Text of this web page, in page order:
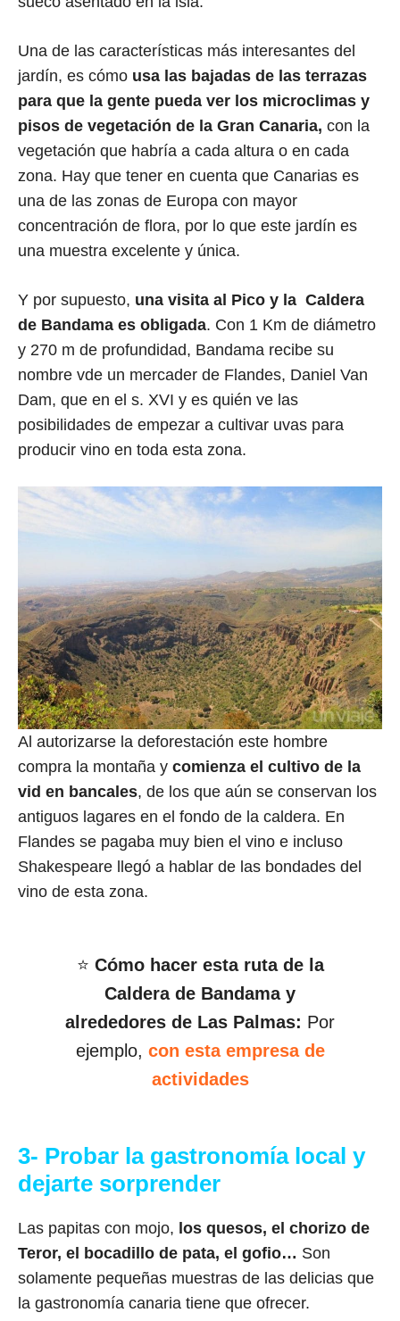
Una de las características más interesantes del
jardín, es cómo usa las bajadas de las terrazas
para que la gente pueda ver los microclimas y
pisos de vegetación de la Gran Canaria, con la
vegetación que habría a cada altura o en cada
zona. Hay que tener en cuenta que Canarias es
una de las zonas de Europa con mayor
concentración de flora, por lo que este jardín es
una muestra excelente y única.
Y por supuesto, una visita al Pico y la Caldera
de Bandama es obligada. Con 1 Km de diámetro
y 270 m de profundidad, Bandama recibe su
nombre vde un mercader de Flandes, Daniel Van
Dam, que en el s. XVI y es quién ve las
posibilidades de empezar a cultivar uvas para
producir vino en toda esta zona.
Al autorizarse la deforestación este hombre
compra la montaña y comienza el cultivo de la
vid en bancales, de los que aún se conservan los
antiguos lagares en el fondo de la caldera. En
Flandes se pagaba muy bien el vino e incluso
Shakespeare llegó a hablar de las bondades del
vino de esta zona.
⭐ Cómo hacer esta ruta de la
Caldera de Bandama y
alrededores de Las Palmas: Por
ejemplo, con esta empresa de
actividades
3- Probar la gastronomía local y
dejarte sorprender
Las papitas con mojo, los quesos, el chorizo de
Teror, el bocadillo de pata, el gofio… Son
solamente pequeñas muestras de las delicias que
la gastronomía canaria tiene que ofrecer.